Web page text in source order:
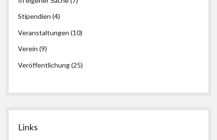
Stipendien (4)
Veranstaltungen (10)
Verein (9)
Veröffentlichung(25)
Links